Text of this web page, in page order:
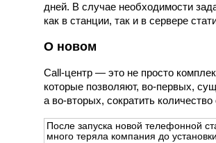
дней. В случае необходимости
как в станции, так и в сервере
О новом
Call-центр — это не просто
которые позволяют, во-первых,
а во-вторых, сократить
После запуска новой телефонной
много теряла компания до